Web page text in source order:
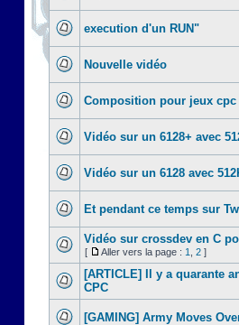
execution d'un RUN"
Nouvelle vidéo
Composition pour jeux cpc
Vidéo sur un 6128+ avec
Vidéo sur un 6128 avec
Et pendant ce temps sur
Vidéo sur crossdev en C
[ Aller vers la page : 1 2 ]
[ARTICLE] Il y a quarante
CPC
[GAMING] Army Moves